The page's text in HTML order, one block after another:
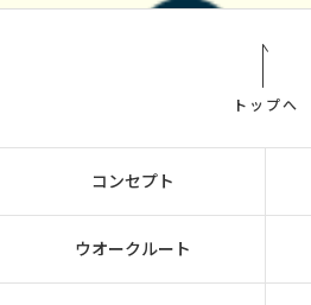
トップへ
コンセプト
ウオークルート